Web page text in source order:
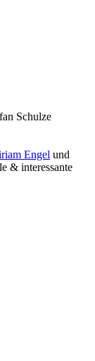
Schulze
Engel und
& interessante